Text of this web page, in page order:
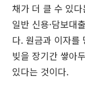
채가 더 클 수 있
일반 신용·담보대
다. 원금과 이자를
빚을 장기간 쌓아
있다는 것이다.